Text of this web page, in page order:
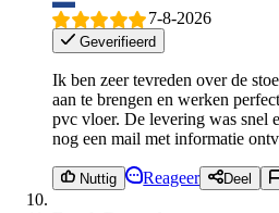
7-8-2026
Geverifieerd
Ik ben zeer tevreden over de
aan te brengen en werken
pvc vloer. De levering was snel
nog een mail met informatie
Nuttig Reageer Deel